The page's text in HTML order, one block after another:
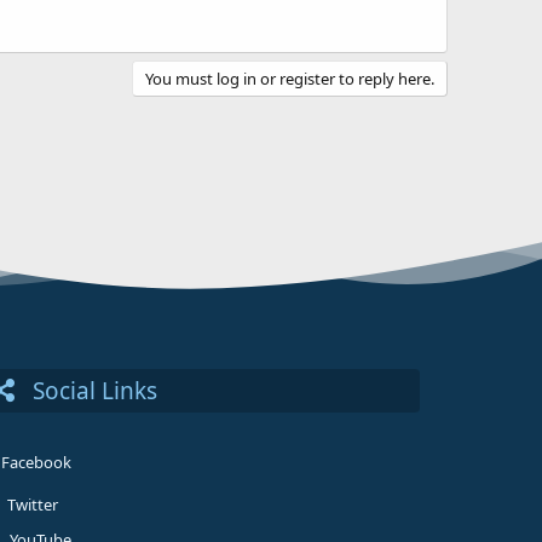
You must log in or register to reply here.
Social Links
Facebook
Twitter